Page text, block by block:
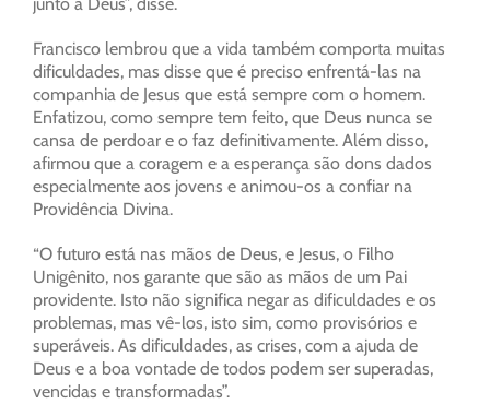
junto a Deus”, disse.
Francisco lembrou que a vida também comporta muitas
dificuldades, mas disse que é preciso enfrentá-las na
companhia de Jesus que está sempre com o homem.
Enfatizou, como sempre tem feito, que Deus nunca se
cansa de perdoar e o faz definitivamente. Além disso,
afirmou que a coragem e a esperança são dons dados
especialmente aos jovens e animou-os a confiar na
Providência Divina.
“O futuro está nas mãos de Deus, e Jesus, o Filho
Unigênito, nos garante que são as mãos de um Pai
providente. Isto não significa negar as dificuldades e os
problemas, mas vê-los, isto sim, como provisórios e
superáveis. As dificuldades, as crises, com a ajuda de
Deus e a boa vontade de todos podem ser superadas,
vencidas e transformadas”.